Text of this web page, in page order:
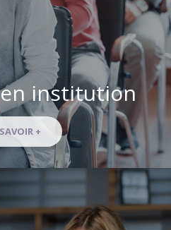
institution
+